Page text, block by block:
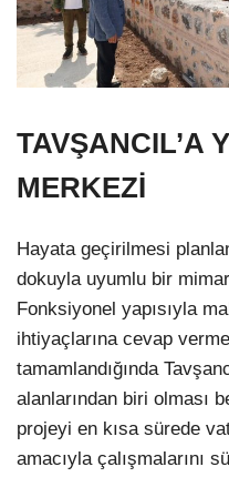
TAVŞANCIL’A
MERKEZİ
Hayata geçirilmesi
dokuyla uyumlu bir
Fonksiyonel yapısıyla
ihtiyaçlarına cevap
tamamlandığında
alanlarından biri olması
projeyi en kısa sürede
amacıyla çalışmalarını